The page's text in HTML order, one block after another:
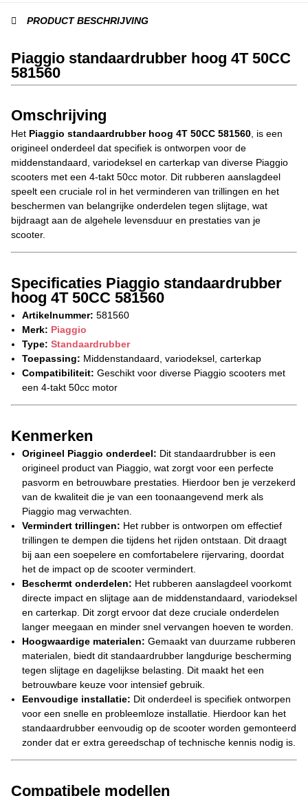
PRODUCT BESCHRIJVING
Piaggio standaardrubber hoog 4T 50CC
581560
Omschrijving
Het Piaggio standaardrubber hoog 4T 50CC 581560 , is een
origineel onderdeel dat specifiek is ontworpen voor de
middenstandaard, variodeksel en carterkap van diverse Piaggio
scooters met een 4-takt 50cc motor. Dit rubberen aanslagdeel
speelt een cruciale rol in het verminderen van trillingen en het
beschermen van belangrijke onderdelen tegen slijtage, wat
bijdraagt aan de algehele levensduur en prestaties van je
scooter.
Specificaties Piaggio standaardrubber
hoog 4T 50CC 581560
Artikelnummer: 581560
Merk: Piaggio
Type: Standaardrubber
Toepassing: Middenstandaard, variodeksel, carterkap
Compatibiliteit: Geschikt voor diverse Piaggio scooters met
een 4-takt 50cc motor
Kenmerken
Origineel Piaggio onderdeel: Dit standaardrubber is een
origineel product van Piaggio, wat zorgt voor een perfecte
pasvorm en betrouwbare prestaties. Hierdoor ben je verzekerd
van de kwaliteit die je van een toonaangevend merk als
Piaggio mag verwachten.
Vermindert trillingen: Het rubber is ontworpen om effectief
trillingen te dempen die tijdens het rijden ontstaan. Dit draagt
bij aan een soepelere en comfortabelere rijervaring, doordat
het de impact op de scooter vermindert.
Beschermt onderdelen: Het rubberen aanslagdeel voorkomt
directe impact en slijtage aan de middenstandaard, variodeksel
en carterkap. Dit zorgt ervoor dat deze cruciale onderdelen
langer meegaan en minder snel vervangen hoeven te worden.
Hoogwaardige materialen: Gemaakt van duurzame rubberen
materialen, biedt dit standaardrubber langdurige bescherming
tegen slijtage en dagelijkse belasting. Dit maakt het een
betrouwbare keuze voor intensief gebruik.
Eenvoudige installatie: Dit onderdeel is specifiek ontworpen
voor een snelle en probleemloze installatie. Hierdoor kan het
standaardrubber eenvoudig op de scooter worden gemonteerd
zonder dat er extra gereedschap of technische kennis nodig is.
Compatibele modellen